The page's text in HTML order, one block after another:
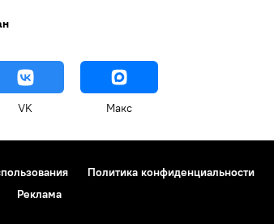
VK Макс
Политика конфиденциальности
Реклама